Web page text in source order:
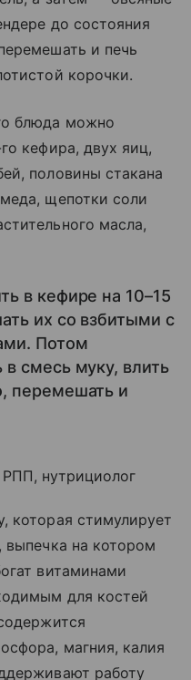
до состояния
и печь
корочки.
блюда можно
кефира, двух яиц,
половины стакана
щепотки соли
масла,
в кефире на 10–15
их со взбитыми с
Потом
смесь муку, влить
перемешать и
нутрициолог
которая стимулирует
выпечка на котором
витаминами
для костей
магния, калия
работу